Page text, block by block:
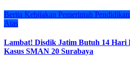
Berita Kebijakan Pemerintah Pendidikan
Atas
Lambat! Disdik Jatim Butuh 14
Kasus SMAN 20 Surabaya